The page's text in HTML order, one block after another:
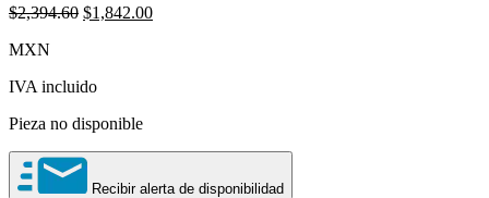
$2,394.60 Original
$1,842.00Current
MXN
IVA incluido
Pieza no disponible
Recibir alerta de disponibilidad